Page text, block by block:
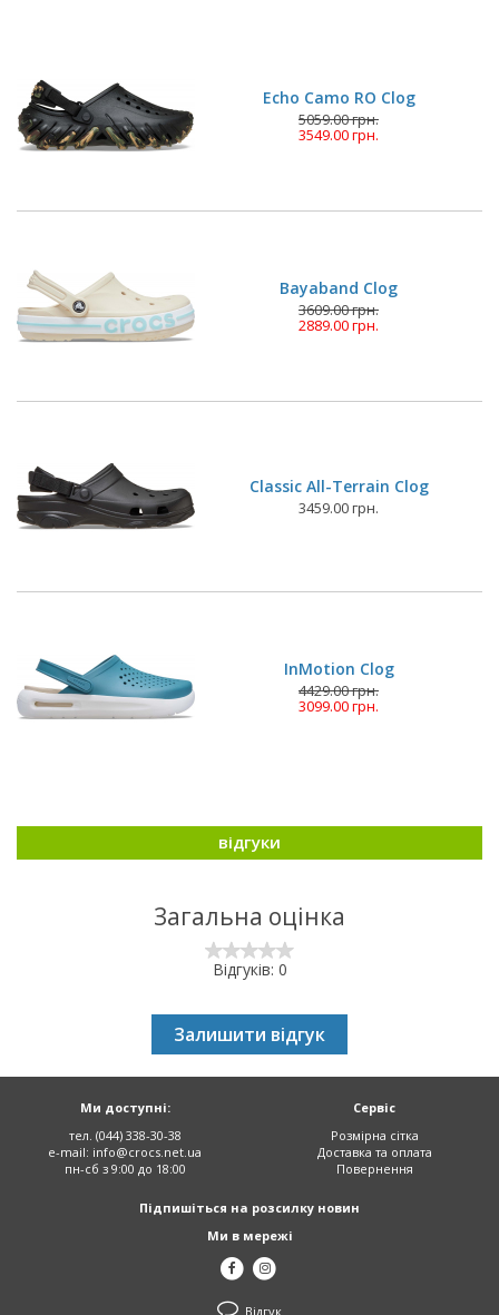
Echo Camo RO Clog
5059.00 грн.
3549.00 грн.
Bayaband Clog
3609.00 грн.
2889.00 грн.
Classic All-Terrain Clog
3459.00 грн.
InMotion Clog
4429.00 грн.
3099.00 грн.
відгуки
Загальна оцінка
Відгуків: 0
Залишити відгук
Сервіс
Розмірна сітка
Доставка та оплата
Повернення
Ми доступні:
тел. (044) 338-30-38
e-mail: info@crocs.net.ua
пн-сб з 9:00 до 18:00
Підпишіться на розсилку новин
Ми в мережі
Відгук